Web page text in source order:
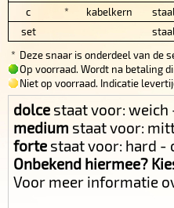
c
* kabelkern staal
set
staal
* Deze snaar is onderdeel van de
Op voorraad. Wordt na betaling
Niet op voorraad. Indicatie
dolce staat voor:
medium staat voor:
forte staat voor: hard -
Onbekend hiermee?
Voor meer informatie